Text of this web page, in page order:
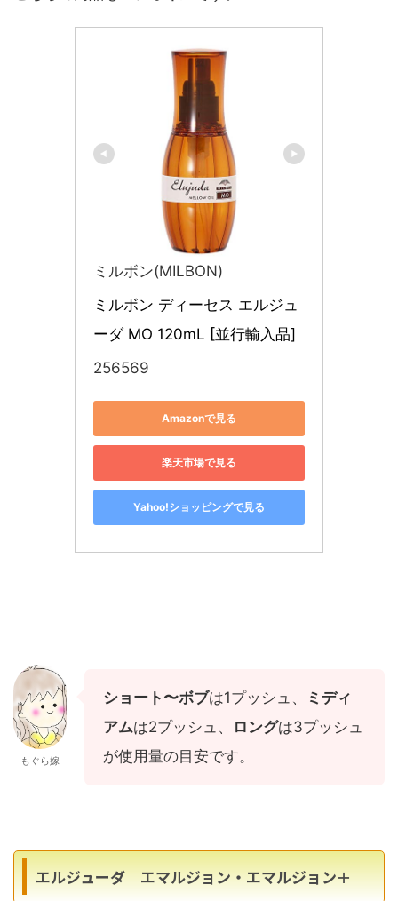
ミルボン(MILBON)
ミルボン ディーセス エルジュ
ーダ MO 120mL [並行輸入品]
256569
Amazonで見る
楽天市場で見る
Yahoo!ショッピングで見る
もぐら嫁
ショート〜ボブは1プッシュ、
ミディ
アムは2プッシュ、 ロングは3プッシュ
が使用量の目安です。
エルジューダ エマルジョン・エマルジョン＋